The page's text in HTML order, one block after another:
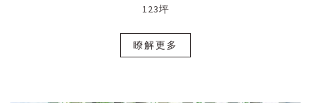
123坪
瞭解更多